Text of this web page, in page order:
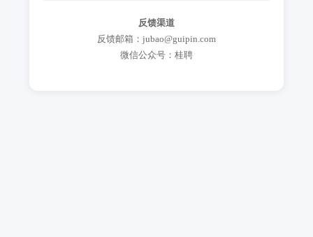
反馈渠道
反馈邮箱：jubao@guipin.com
微信公众号：桂聘